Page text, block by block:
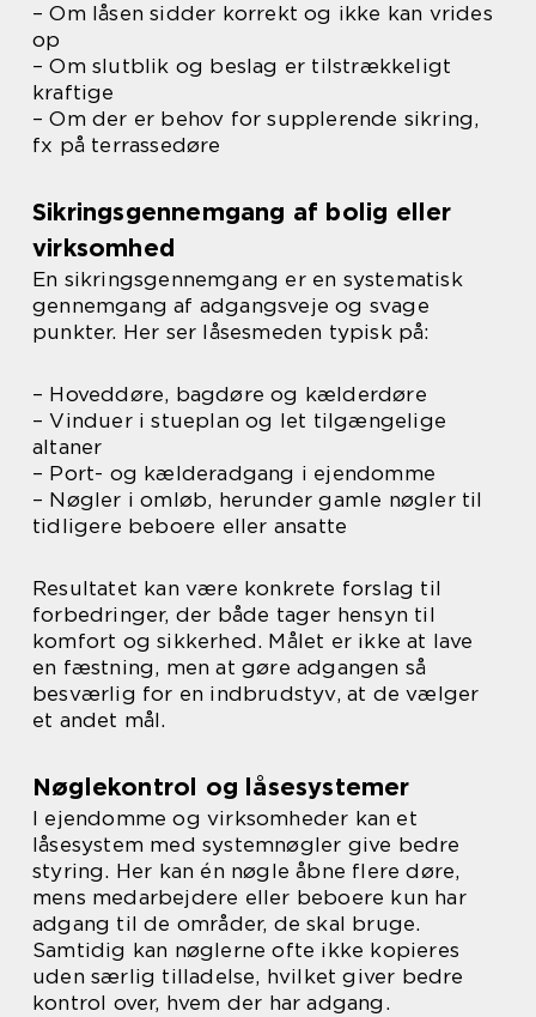
– Om låsen sidder korrekt og ikke kan vrides
op
– Om slutblik og beslag er tilstrækkeligt
kraftige
– Om der er behov for supplerende sikring,
fx på terrassedøre
Sikringsgennemgang af bolig eller
virksomhed
En sikringsgennemgang er en systematisk
gennemgang af adgangsveje og svage
punkter. Her ser låsesmeden typisk på:
– Hoveddøre, bagdøre og kælderdøre
– Vinduer i stueplan og let tilgængelige
altaner
– Port- og kælderadgang i ejendomme
– Nøgler i omløb, herunder gamle nøgler til
tidligere beboere eller ansatte
Resultatet kan være konkrete forslag til
forbedringer, der både tager hensyn til
komfort og sikkerhed. Målet er ikke at lave
en fæstning, men at gøre adgangen så
besværlig for en indbrudstyv, at de vælger
et andet mål.
Nøglekontrol og låsesystemer
I ejendomme og virksomheder kan et
låsesystem med systemnøgler give bedre
styring. Her kan én nøgle åbne flere døre,
mens medarbejdere eller beboere kun har
adgang til de områder, de skal bruge.
Samtidig kan nøglerne ofte ikke kopieres
uden særlig tilladelse, hvilket giver bedre
kontrol over, hvem der har adgang.